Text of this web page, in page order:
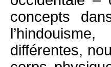
concepts
différentes,